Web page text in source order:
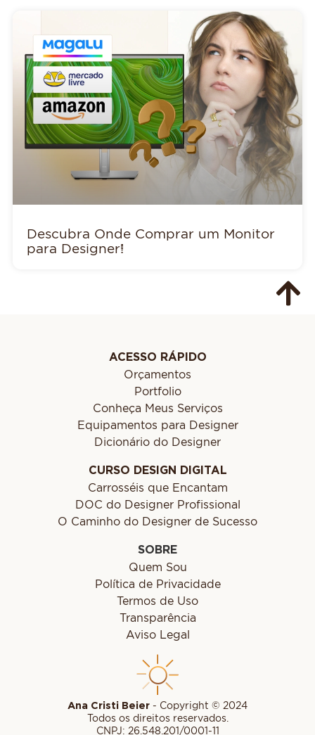
Descubra Onde Comprar um Monitor
para Designer!
Ana Cristi Beier - Copyright © 2024
Todos os direitos reservados.
CNPJ: 26.548.201/0001-11
ACESSO RÁPIDO
Orçamentos
Portfolio
Conheça Meus Serviços
Equipamentos para Designer
Dicionário do Designer
CURSO DESIGN DIGITAL
Carrosséis que Encantam
DOC do Designer Profissional
O Caminho do Designer de Sucesso
SOBRE
Quem Sou
Política de Privacidade
Termos de Uso
Transparência
Aviso Legal